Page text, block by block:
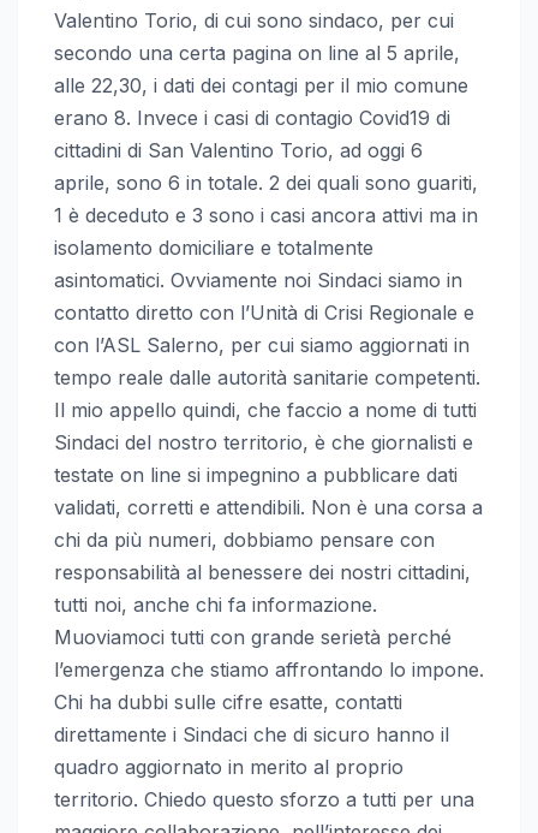
Valentino Torio, di cui sono sindaco, per cui
secondo una certa pagina on line al 5 aprile,
alle 22,30, i dati dei contagi per il mio comune
erano 8. Invece i casi di contagio Covid19 di
cittadini di San Valentino Torio, ad oggi 6
aprile, sono 6 in totale. 2 dei quali sono guariti,
1 è deceduto e 3 sono i casi ancora attivi ma in
isolamento domiciliare e totalmente
asintomatici. Ovviamente noi Sindaci siamo in
contatto diretto con l’Unità di Crisi Regionale e
con l’ASL Salerno, per cui siamo aggiornati in
tempo reale dalle autorità sanitarie competenti.
Il mio appello quindi, che faccio a nome di tutti
Sindaci del nostro territorio, è che giornalisti e
testate on line si impegnino a pubblicare dati
validati, corretti e attendibili. Non è una corsa a
chi da più numeri, dobbiamo pensare con
responsabilità al benessere dei nostri cittadini,
tutti noi, anche chi fa informazione.
Muoviamoci tutti con grande serietà perché
l’emergenza che stiamo affrontando lo impone.
Chi ha dubbi sulle cifre esatte, contatti
direttamente i Sindaci che di sicuro hanno il
quadro aggiornato in merito al proprio
territorio. Chiedo questo sforzo a tutti per una